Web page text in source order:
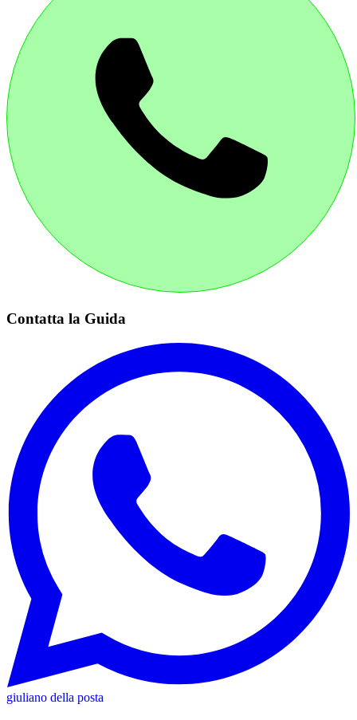
Contatta la Guida
giuliano della posta